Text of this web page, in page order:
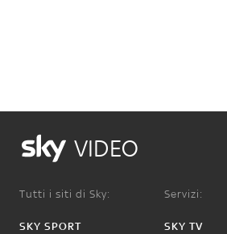
VIDEO
Tutti i siti di Sky:
SKY SPORT
Servizi:
SKY TV